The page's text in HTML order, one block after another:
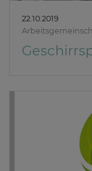
22.10.2019